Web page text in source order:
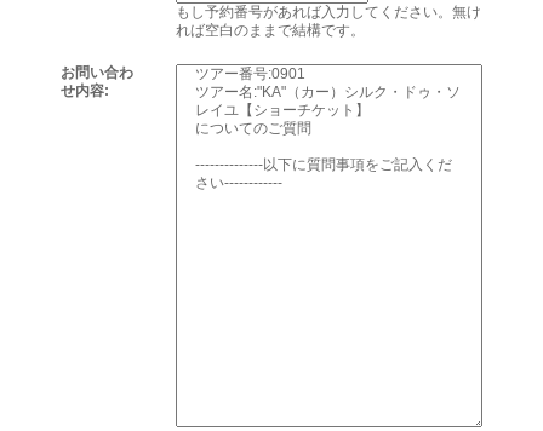
もし予約番号があれば入力してください。無け
れば空白のままで結構です。
お問い合わ
せ内容: